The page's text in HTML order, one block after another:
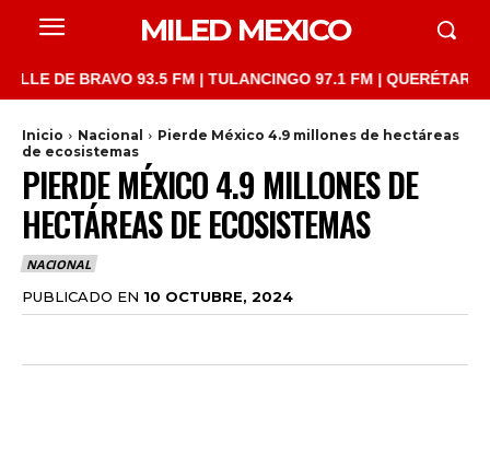
MILED MEXICO
BRAVO 93.5 FM | TULANCINGO 97.1 FM | QUERÉTARO
Inicio Nacional
Pierde México 4.9 millones de hectáreas
de ecosistemas
PIERDE MÉXICO 4.9 MILLONES DE
HECTÁREAS DE ECOSISTEMAS
NACIONAL
PUBLICADO EN 10 OCTUBRE, 2024